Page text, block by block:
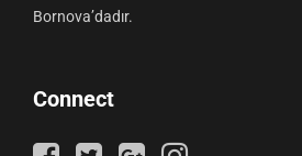
Bornova’dadır.
Connect